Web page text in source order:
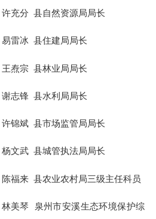
许充分 县自然资源局局长
易雷冰 县住建局局长
王焘宗 县林业局局长
谢志锋 县水利局局长
许锦斌 县市场监管局局长
杨文武 县城管执法局局长
陈福来 县农业农村局三级主任科员
林美琴
泉州市安溪生态环境保护综